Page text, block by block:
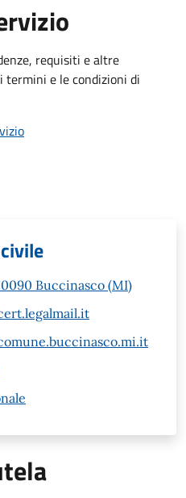
requisiti e altre
e le condizioni di
Buccinasco (MI)